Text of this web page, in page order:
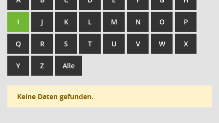
I J K L M N O P
Q R S T U V W X
Y Z Alle
Keine Daten gefunden.